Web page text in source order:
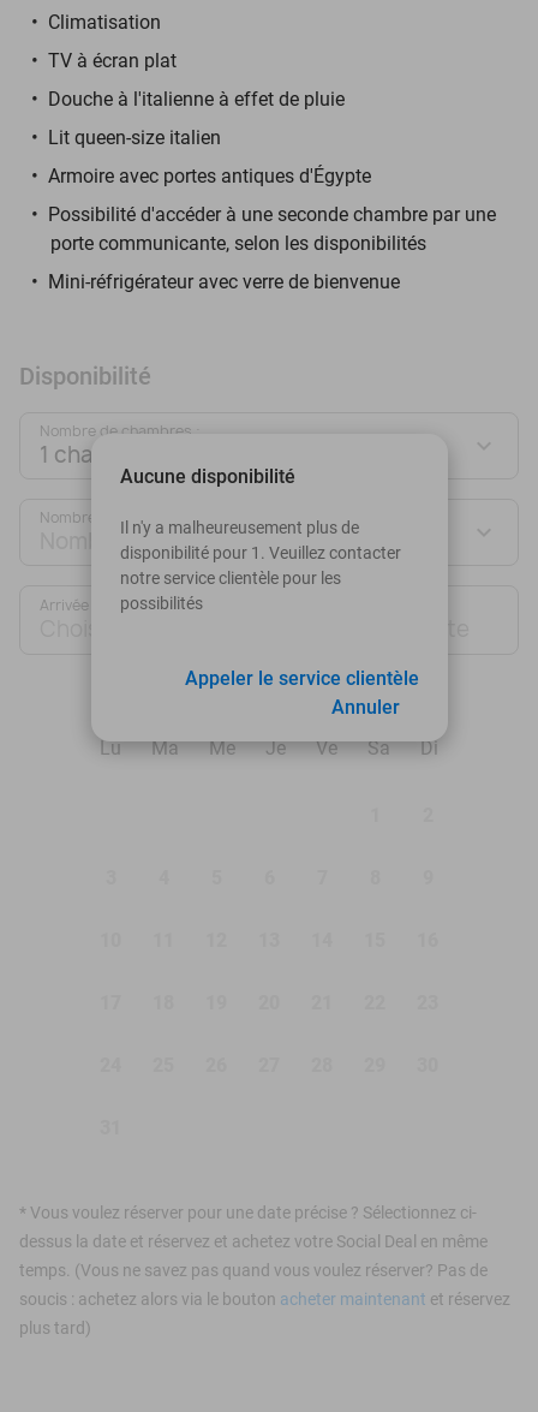
Climatisation
TV à écran plat
Douche à l'italienne à effet de pluie
Lit queen-size italien
Armoire avec portes antiques d'Égypte
Possibilité d'accéder à une seconde chambre par une
porte communicante, selon les disponibilités
Mini-réfrigérateur avec verre de bienvenue
Disponibilité
Nombre de chambres :
1 chambre
Nombre de personnes :
Nombre de personnes
Arrivée
Lu
Ma Me Je Ve Sa Di
*Vous voulez réserver pour une date précise ? Sélectionnez ci-
dessus la date et réservez et achetez votre Social Deal en même
temps. (Vous ne savez pas quand vous voulez réserver? Pas de
soucis : achetez alors via le bouton acheter maintenant et réservez
plus tard)
Aucune disponibilité
Il n'y a malheureusement plus de
disponibilité pour 1. Veuillez contacter
notre service clientèle pour les
possibilités
Appeler le service clientèle
Annuler